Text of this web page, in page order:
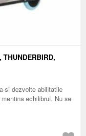
si dezvolte abilitatile
echilibrul. Nu se